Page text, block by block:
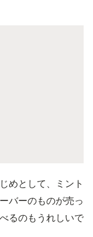
めとして、ミント
バーのものが売っ
るのもうれしいで